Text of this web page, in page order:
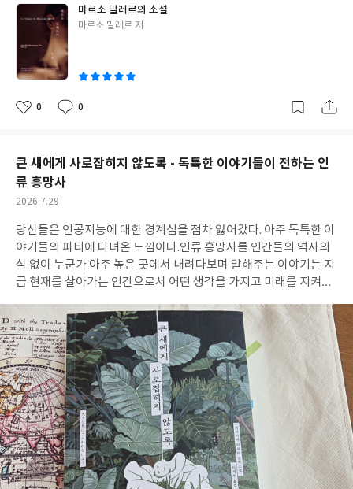
신의 수수께끼 같았던 행적 모두가 앞으로 거침없이 몰아치게 될 폭
풍의 예고편이었단 말이지? 앞으로 내가 찾아낼 진실이 뭔지 몰라
도 어떤 결과를 가져올지 생각만 해도 두려워. 사라는 사라진 원고를
찾으려 하지만 원고의 행방은 묘연하고, 누군가에게 감시받고 있다
는 느낌을 받는다.마르소가 사라지고 그가 간직했던 비밀이 담긴 원
다.하지만 경찰은 사라의 말을 귓등으로도 안 듣고(이 대목에서 경
봐주고 있지만 묘하게 거슬린다. 사라의 관점과 카렌의 관점 그리고
사라진 마르소의 원고가 들려주는 이야기로 정신없이 옮겨가다 보
와 숲에서 실종된 여동생 제이드가 있다.그의 과거에 소중했던 두 사
람의 부재가 그가 작가가 될 운명을 부여했다. 사라의 짜증과 분노와
정신없음을 내가 직접 체험하는 기분이 들고한 겹씩 한 겹씩 드러나
는 진실들이 가슴을 죄어온다.페이지는 줄어드는데 결과는 보이지
자연속에 묻어둔 인간들의 추잡하고 추악한 비밀들... 미칠 것 같은
감정의 폭풍이 몰아치고 믿었던 모든 것들의 진실이 밝혀지는 순간
에 이르면 마르소 밀레르의 인생은 참으로 알 수 없는 인생이 된다.
그리고 남겨진 전사 같은 사라의 모습은 엉망진창이지만 묘하게 매
력적이다. 내 주변인들의 진실은 무엇일까? 내가 알고 있는 그들의
모습은 그 자체일까?이런 생각이 자꾸 드는 이야기 <마르소 밀레르
의 소설> 책을 읽으며 생각해 본다.도대체 마르소 밀레르라는 작가
는 누구일까?표지 날개에 줄줄이 박힌 기욤 뮈소의 책 광고가 그가
마르소임을 출판사가 은근히 얘기해 주는 걸까? 싶다.뭔가 몰아가
는 스타일이 기욤 뮈소랑 비슷하기에. 세상에 믿을 놈 하나 없고.귀
마르소 밀레르의 소설
글
마르소 밀레르 저
좋
0
댓
0
작
큰 새에게 사로잡히지 않도록 - 독특한 이야기들이 전하는 인
류 흥망사
작
일
2026.7.29
당신들은 인공지능에 대한 경계심을 점차 잃어갔다. 아주 독특한 이
야기들의 파티에 다녀온 느낌이다.인류 흥망사를 인간들의 역사의
식 없이 누군가 아주 높은 곳에서 내려다보며 말해주는 이야기는 지
금 현재를 살아가는 인간으로서 어떤 생각을 가지고 미래를 지켜내
막의 이야기가 다시 처음으로 되돌아가는 도돌이표가 된다.읽으면
서 생각하게 되는데 그 감정이 몹시 냉철해진다.아마도 전지적 작가
시점이 인공지능이라서 그런 거 같다. 커다란 어머니도어머니들도
관찰자도모두 인간의 구원을 원했던 무언가였다. 마치 인류보다 지
능이 높은 외계인이 과거에 지구의 문명을(지금도 알아내지 못한 불
가사의한 것들)을 구현했다고 믿는 것처럼나도 읽으며 이 책의 비밀
이 거기에 있을 거라 생각했다.하지만.예상을 빗나가는 이야기의 실
체를 마주하게 되면 결국 우리는 이 책에서 이야기하는 방향으로 나
아가는 게 아닐까 하는 의심을 하게 된다. 기생한 인간의 몸과 기생
해 있는 인공지능이 서로 영향을 주고받게 되었을 때, 그것이 바로